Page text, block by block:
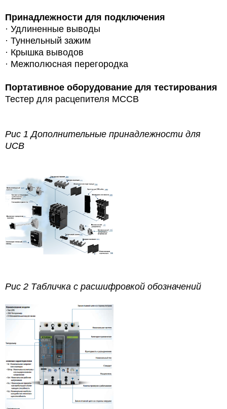
Принадлежности для подключения
· Удлиненные выводы
· Туннельный зажим
· Крышка выводов
· Межполюсная перегородка
Портативное оборудование для тестирования
Тестер для расцепителя MCCB
Рис 1 Дополнительные принадлежности для
UCB
Рис 2 Табличка с расшифровкой обозначений